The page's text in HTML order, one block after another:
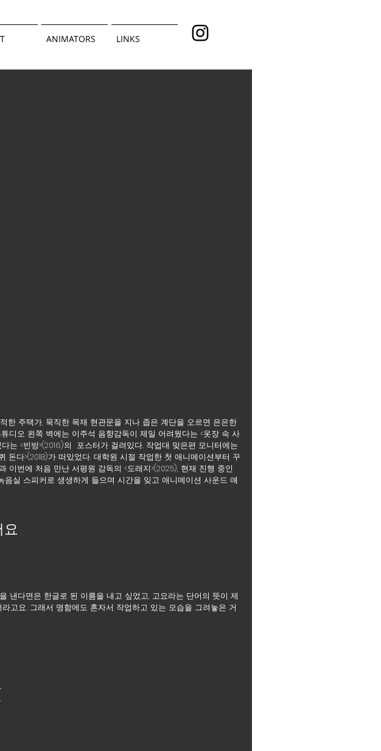
ANIMATORS LINKS
한 주택가, 묵직한 목재 현관문을 지나 좁은 계단을 오르면 은은한
디오 왼쪽 벽에는 이주석 음향감독이 제일 어려웠다는 <옷장 속 사
는 <빈방>(2016)의  포스터가 걸려있다. 작업대 맞은편 모니터에는
돈다>(2018)가 떠있었다. 대학원 시절 작업한 첫 애니메이션부터 꾸
이번에 처음 만난 서평원 감독의 <도래지>(2025), 현재 진행 중인
음실 스피커로 생생하게 들으며 시간을 잊고 애니메이션 사운드 얘
요
낸다면은 한글로 된 이름을 내고 싶었고, 고요라는 단어의 뜻이 제
고요. 그래서 명함에도 혼자서 작업하고 있는 모습을 그려놓은 거